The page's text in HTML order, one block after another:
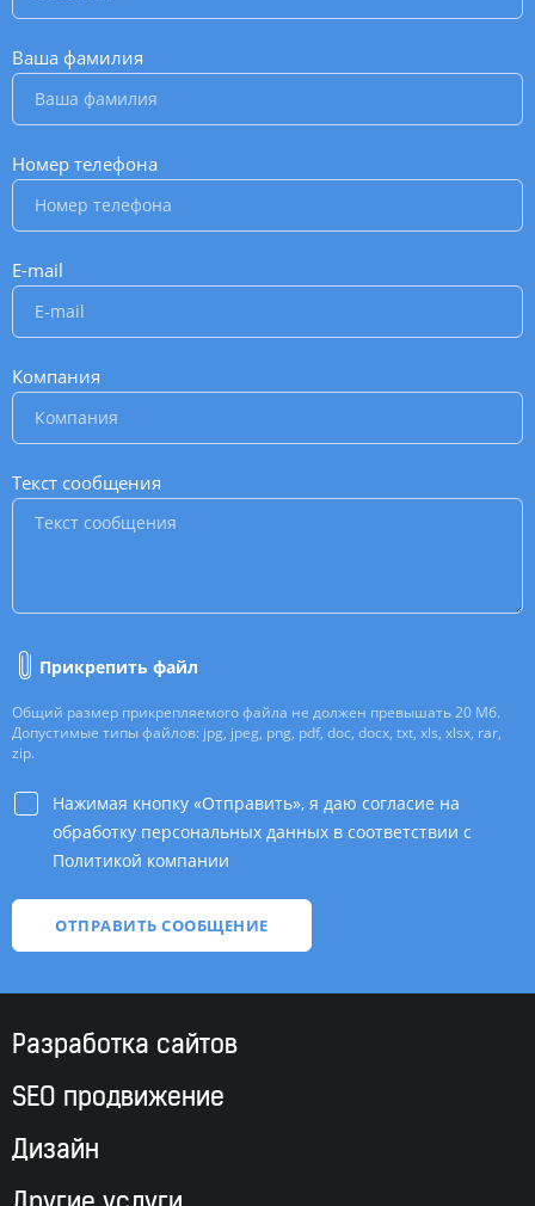
Ваша фамилия
Номер телефона
E-mail
Компания
Текст сообщения
Прикрепить файл
Общий размер прикрепляемого файла не должен превышать 20 Мб.
Допустимые типы файлов: jpg, jpeg, png, pdf, doc, docx, txt, xls, xlsx, rar,
zip.
Нажимая кнопку «Отправить», я даю согласие на
обработку персональных данных в соответствии с
Политикой компании
Разработка сайтов
SEO продвижение
Дизайн